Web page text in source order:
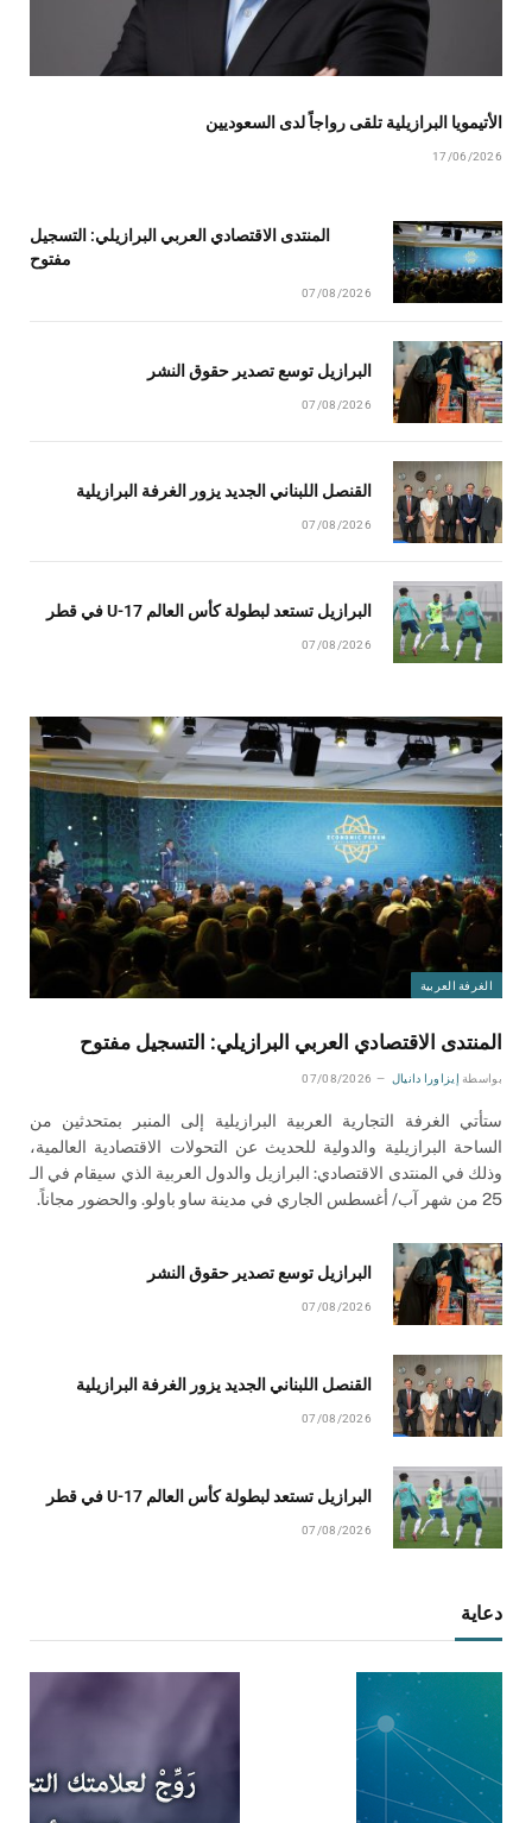
الأتيمويا البرازيلية تلقى رواجاً لدى السعوديين
17/06/2026
المنتدى الاقتصادي العربي البرازيلي: التسجيل
مفتوح
07/08/2026
البرازيل توسع تصدير حقوق النشر
07/08/2026
القنصل اللبناني الجديد يزور الغرفة البرازيلية
07/08/2026
البرازيل تستعد لبطولة كأس العالم U-17 في قطر
07/08/2026
الغرفة العربية
المنتدى الاقتصادي العربي البرازيلي: التسجيل مفتوح
بواسطة إيزاورا دانيال 07/08/2026
ستأتي الغرفة التجارية العربية البرازيلية إلى المنبر بمتحدثين من
الساحة البرازيلية والدولية للحديث عن التحولات الاقتصادية العالمية،
وذلك في المنتدى الاقتصادي: البرازيل والدول العربية الذي سيقام في الـ
25 من شهر آب/ أغسطس الجاري في مدينة ساو باولو. والحضور مجاناً.
البرازيل توسع تصدير حقوق النشر
07/08/2026
القنصل اللبناني الجديد يزور الغرفة البرازيلية
07/08/2026
البرازيل تستعد لبطولة كأس العالم U-17 في قطر
07/08/2026
دعاية